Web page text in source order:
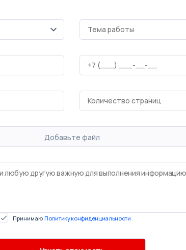
Добавьте файл
Принимаю Политику конфиденциальности